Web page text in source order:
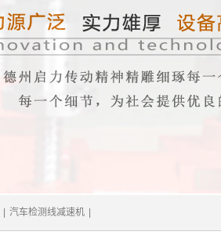
汽车检测线减速机